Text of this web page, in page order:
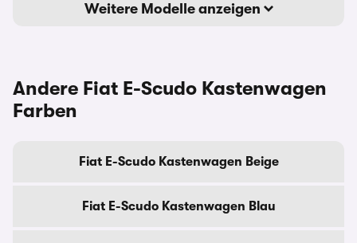
Weitere Modelle anzeigen
Andere Fiat E-Scudo Kastenwagen
Farben
Fiat E-Scudo Kastenwagen Beige
Fiat E-Scudo Kastenwagen Blau